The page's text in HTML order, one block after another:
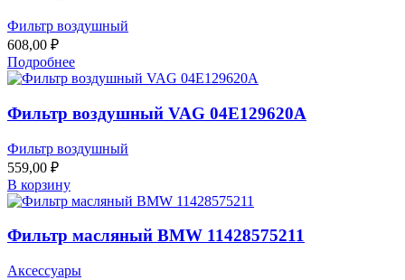
Фильтр воздушный
608,00 ₽
Подробнее
Фильтр воздушный VAG 04E129620A
Фильтр воздушный
559,00 ₽
В корзину
Фильтр масляный BMW 11428575211
Аксессуары